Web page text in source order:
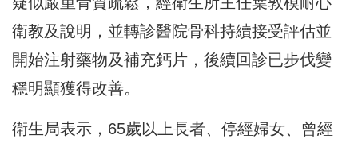
衛教及說明，並轉診醫院骨科持續接受評估並
開始注射藥物及補充鈣片，後續回診已步伐變
穩明顯獲得改善。
衛生局表示，65歲以上長者、停經婦女、曾經